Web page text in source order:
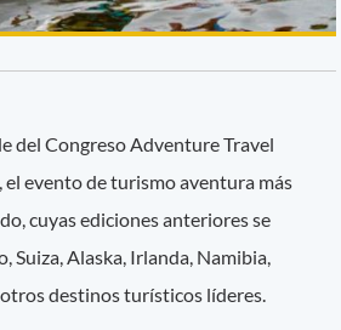
del Congreso Adventure Travel
evento de turismo aventura más
cuyas ediciones anteriores se
Suiza, Alaska, Irlanda, Namibia,
destinos turísticos líderes.